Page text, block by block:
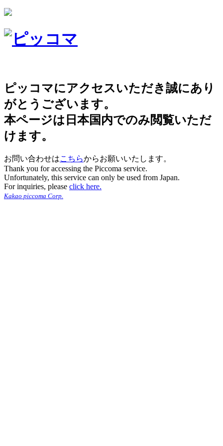
ピッコマにアクセスいただき誠にあり
がとうございます。
本ページは日本国内でのみ閲覧いただ
けます。
お問い合わせはこちらからお願いいたします。
Thank you for accessing the Piccoma service.
Unfortunately, this service can only be used from Japan.
For inquiries, please click here.
Kakao piccoma Corp.